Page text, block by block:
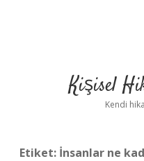
Kişisel
Kendi
Etiket: İnsanlar ne